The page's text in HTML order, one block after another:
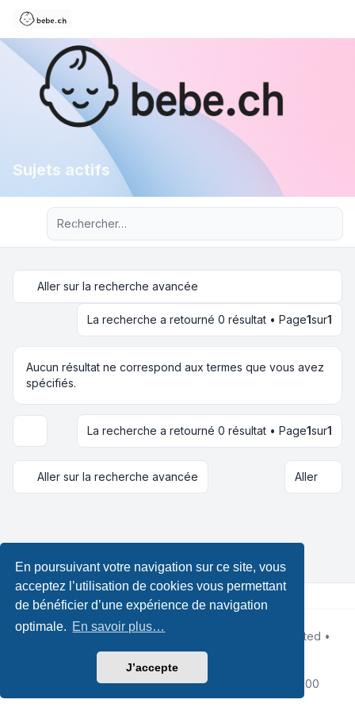
En poursuivant votre navigation sur ce site, vous
acceptez l’utilisation de cookies vous permettant
de bénéficier d’une expérience de navigation
optimale. En savoir plus…
J’accepte
Sujets actifs
Recherche avancée
Aller sur la recherche avancée
La recherche a retourné 0 résultat • Page1sur1
Aucun résultat ne correspond aux termes que vous avez
spécifiés.
Options d’affichage et de tri
La recherche a retourné 0 résultat • Page1sur1
Aller sur la recherche avancée Aller
Développé parphpBB® Forum Software © phpBB Limited •
Leenoz.com
Traduction française officielle©
|Conditions|Fuseau horaire sur UTC+02:00